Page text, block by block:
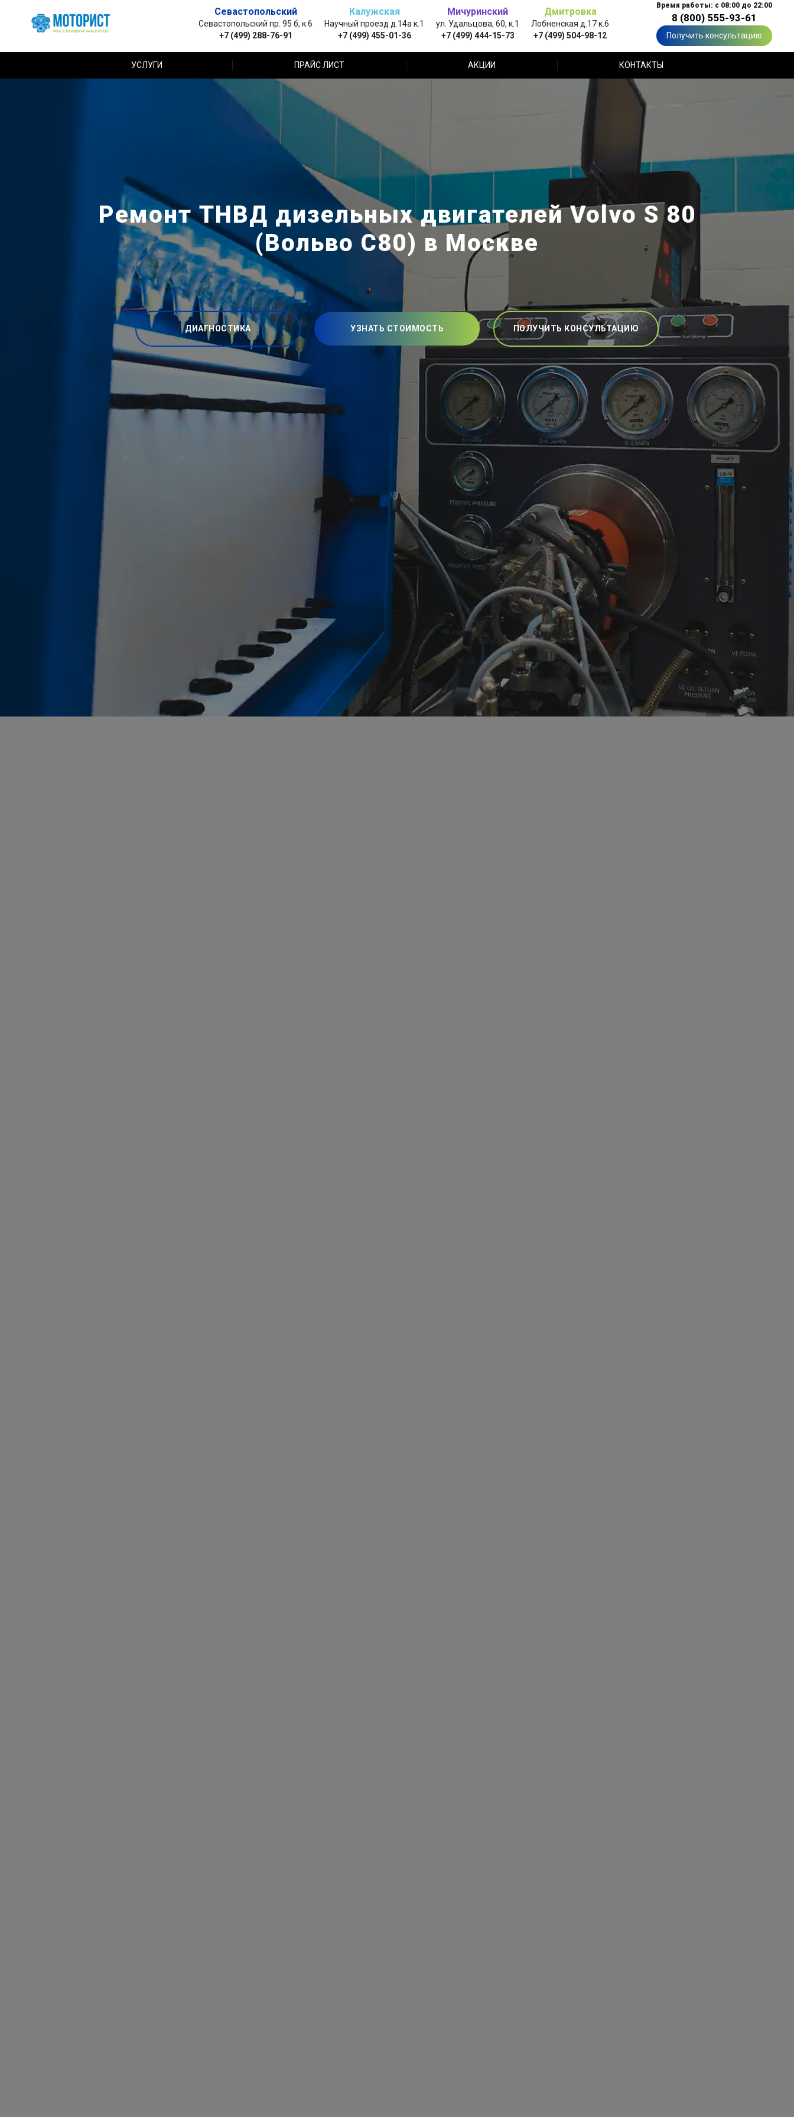
Севастопольский
Севастопольский пр. 95 б, к.6
+7 (499) 288-76-91
Калужская
Научный проезд д.14а к.1
+7 (499) 455-01-36
Мичуринский
ул. Удальцова, 60, к.1
+7 (499) 444-15-73
Дмитровка
Лобненская д.17 к.6
+7 (499) 504-98-12
Время работы: с 08:00 до 22:00
8 (800) 555-93-61
Получить консультацию
УСЛУГИ ПРАЙС ЛИСТ АКЦИИ КОНТАКТЫ
Ремонт ТНВД дизельных двигателей Volvo S 80
(Вольво С80) в Москве
ДИАГНОСТИКА УЗНАТЬ СТОИМОСТЬ ПОЛУЧИТЬ КОНСУЛЬТАЦИЮ